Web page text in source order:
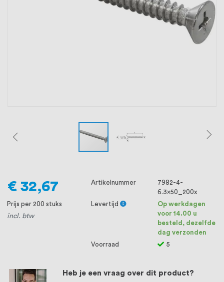
ons voorop, want we geloven dat een
goede relatie met onze klanten het
Heb je een vraag over dit product?
€ 32,67
Prijs per 200 stuks
incl. btw
Artikelnummer
7982-4-
6.3x50_200x
Levertijd
Op werkdagen
voor 14.00 u
besteld, dezelfde
dag verzonden
Voorraad
5